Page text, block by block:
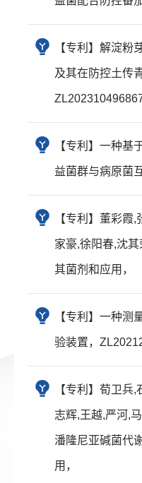
【专利】解淀粉
及其在防控土传
【专利】一种基
益菌群与病原菌
【专利】董彩霞
家豪,徐阳春,沈
其菌剂和应用，
【专利】一种测
验装置，
【专利】荀卫兵
志辉,王越,严河,
潘隆尼亚碱菌代
用，